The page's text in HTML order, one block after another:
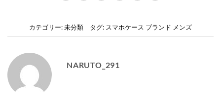
カテゴリー:未分類 タグ: スマホケース ブランド メンズ
NARUTO_291